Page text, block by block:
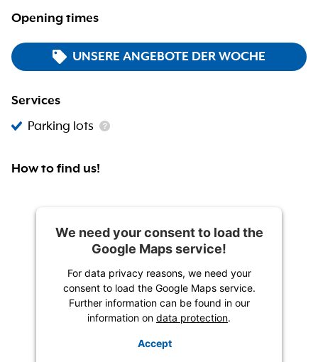
Opening times
UNSERE ANGEBOTE DER WOCHE
Services
Parking lots
How to find us!
We need your consent to load the
Google Maps service!
For data privacy reasons, we need your
consent to load the Google Maps service.
Further information can be found in our
information on data protection.
Accept